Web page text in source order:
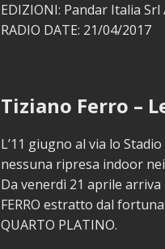
EDIZIONI: Pandar Italia
RADIO DATE: 21/04/2017
Tiziano Ferro –
L’11 giugno al via lo
nessuna ripresa indoor
Da venerdì 21 aprile
FERRO estratto dal
QUARTO PLATINO.